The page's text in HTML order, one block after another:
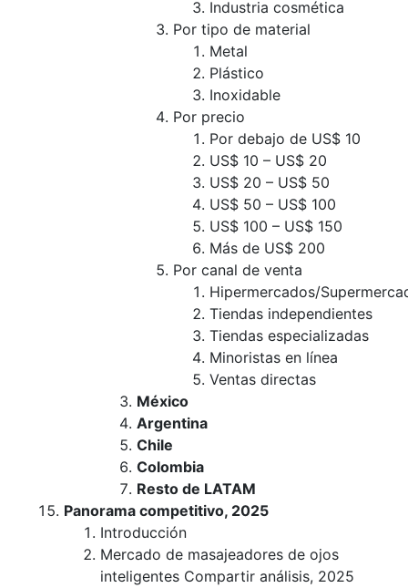
Industria cosmética
Por tipo de material
Metal
Plástico
Inoxidable
Por precio
Por debajo de US$ 10
US$ 10 – US$ 20
US$ 20 – US$ 50
US$ 50 – US$ 100
US$ 100 – US$ 150
Más de US$ 200
Por canal de venta
Hipermercados/
Tiendas independientes
Tiendas especializadas
Minoristas en línea
Ventas directas
México
Argentina
Chile
Colombia
Resto de LATAM
Panorama competitivo, 2025
Introducción
Mercado de masajeadores de ojos
inteligentes Compartir análisis, 2025